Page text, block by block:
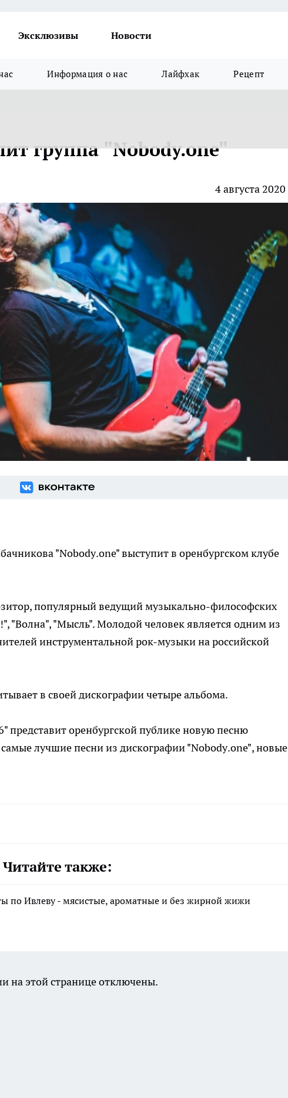
Эксклюзивы Новости
Информация о нас Лайфхак Рецепт
группа "Nobody.one"
4 августа 2020
"Nobody.one"выступит в оренбургском клубе
популярный ведущий музыкально-философских
"Волна", "Мысль". Молодой человек является одним из
инструментальной рок-музыки на российской
в своей дискографии четыре альбома.
представит оренбургской публике новую песню
лучшие песни из дискографии "Nobody.one", новые
Читайте также:
по Ивлеву - мясистые, ароматные и без жирной жижи
на этой странице отключены.